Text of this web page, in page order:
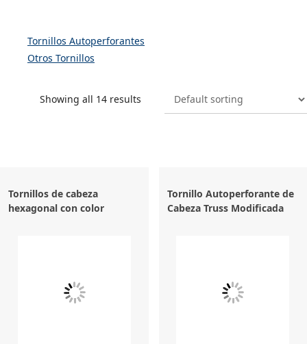
Tornillos Autoperforantes
Otros Tornillos
Showing all 14 results
Tornillos de cabeza
hexagonal con color
Tornillo Autoperforante de
Cabeza Truss Modificada